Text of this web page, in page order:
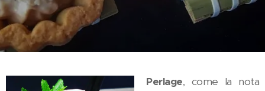
Perlage, come la nota